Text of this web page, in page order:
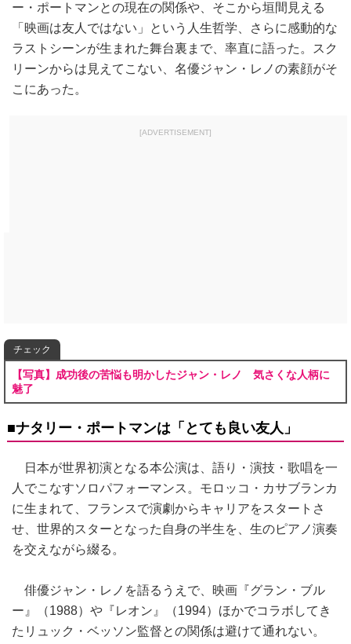
ー・ポートマンとの現在の関係や、そこから垣間見える
「映画は友人ではない」という人生哲学、さらに感動的な
ラストシーンが生まれた舞台裏まで、率直に語った。スク
リーンからは見えてこない、名優ジャン・レノの素顔がそ
こにあった。
[ADVERTISEMENT]
チェック
【写真】成功後の苦悩も明かしたジャン・レノ 気さくな人柄に
魅了
■ナタリー・ポートマンは「とても良い友人」
日本が世界初演となる本公演は、語り・演技・歌唱を一
人でこなすソロパフォーマンス。モロッコ・カサブランカ
に生まれて、フランスで演劇からキャリアをスタートさ
せ、世界的スターとなった自身の半生を、生のピアノ演奏
を交えながら綴る。
俳優ジャン・レノを語るうえで、映画『グラン・ブル
ー』（1988）や『レオン』（1994）ほかでコラボしてき
たリュック・ベッソン監督との関係は避けて通れない。